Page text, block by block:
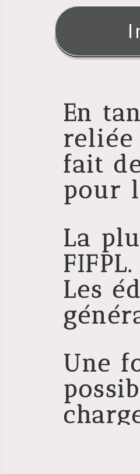
réels
de
(
En
reliée
fait
pour
La
FIFPL.
Les
Une